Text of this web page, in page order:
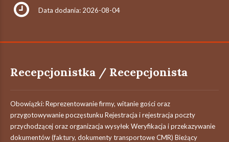
Data dodania: 2026-08-04
Recepcjonistka / Recepcjonista
Obowiązki: Reprezentowanie firmy, witanie gości oraz
przygotowywanie poczęstunku Rejestracja i rejestracja poczty
przychodzącej oraz organizacja wysyłek Weryfikacja i przekazywanie
dokumentów (faktury, dokumenty transportowe CMR) Bieżący